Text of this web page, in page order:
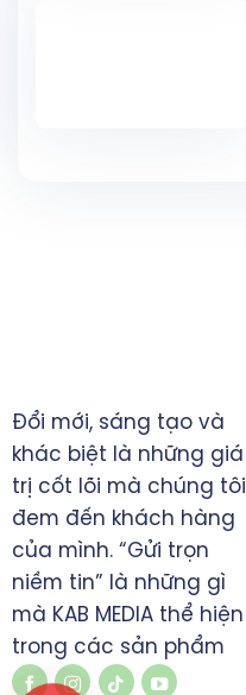
Đổi mới, sáng tạo và
khác biệt là những giá
trị cốt lõi mà chúng tôi
đem đến khách hàng
của mình. “Gửi trọn
niềm tin” là những gì
mà KAB MEDIA thể hiện
trong các sản phẩm